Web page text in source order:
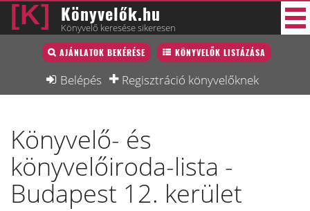
Könyvelők.hu
Könyvelő keresése sikeresen
AJÁNLATOK BEKÉRÉSE KÖNYVELŐK LISTÁZÁSA
Belépés Regisztráció könyvelőknek
Könyvelő lista
Könyvelési munkák
Interjú
Blog
Állás
Könyvelő- és
könyvelőiroda-lista -
Budapest 12. kerület